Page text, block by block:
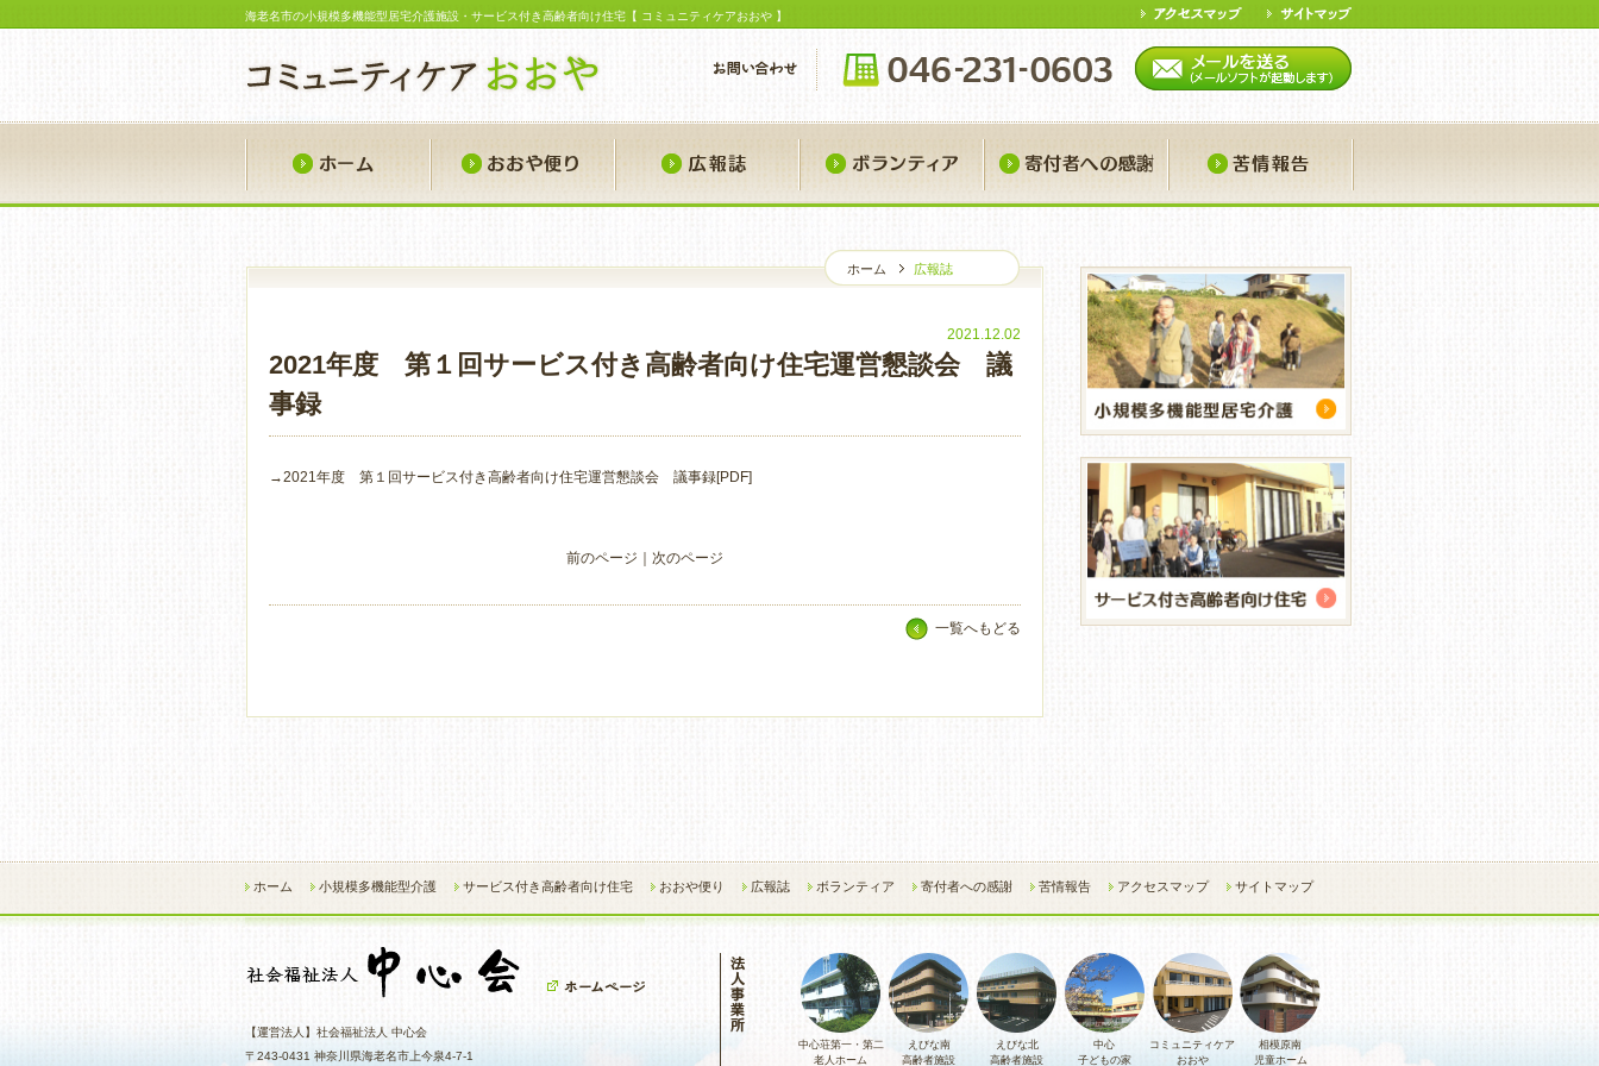
海老名市の小規模多機能型居宅介護施設・サービス付き高齢者向け住宅【 コミュニティケアおおや 】
ホーム おおや便り 広報誌 ボランティア 寄付者への感謝
ホーム 広報誌
2021.12.02
2021年度 第１回サービス付き高齢者向け住宅運営懇談会 議
事録
→2021年度 第１回サービス付き高齢者向け住宅運営懇談会 議事録[PDF]
前のページ 次のページ
一覧へもどる
ホーム 小規模多機能型介護 サービス付き高齢者向け住宅 おおや便り 広報誌 ボランティア 寄付者への感謝 苦情報告 アクセスマップ サイトマップ
【運営法人】社会福祉法人 中心会
〒243-0431 神奈川県海老名市上今泉4-7-1
中心荘第一・第二
老人ホーム
えびな南
高齢者施設
えびな北
高齢者施設
中心
子どもの家
コミュニティケア
おおや
相模原南
児童ホーム